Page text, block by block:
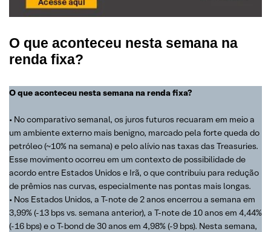
O que aconteceu nesta semana na
renda fixa?
O que aconteceu nesta semana na renda fixa?
• No comparativo semanal, os juros futuros recuaram em meio a
um ambiente externo mais benigno, marcado pela forte queda do
petróleo (~10% na semana) e pelo alívio nas taxas das Treasuries.
Esse movimento ocorreu em um contexto de possibilidade de
acordo entre Estados Unidos e Irã, o que contribuiu para redução
de prêmios nas curvas, especialmente nas pontas mais longas.
• Nos Estados Unidos, a T-note de 2 anos encerrou a semana em
3,99% (-13 bps vs. semana anterior), a T-note de 10 anos em 4,44%
(-16 bps) e o T-bond de 30 anos em 4,98% (-9 bps). Nesta semana,